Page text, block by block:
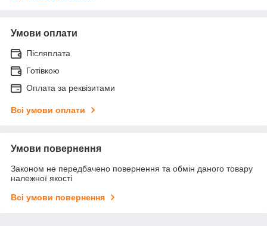
Умови оплати
Післяплата
Готівкою
Оплата за реквізитами
Всі умови оплати
Умови повернення
Законом не передбачено повернення та обмін даного товару
належної якості
Всі умови повернення